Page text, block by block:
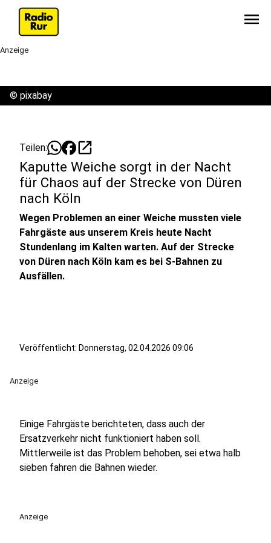
menu
Anzeige
© pixabay
Teilen: open_in_new
Kaputte Weiche sorgt in der Nacht
für Chaos auf der Strecke von Düren
nach Köln
Wegen Problemen an einer Weiche mussten viele
Fahrgäste aus unserem Kreis heute Nacht
Stundenlang im Kalten warten. Auf der Strecke
von Düren nach Köln kam es bei S-Bahnen zu
Ausfällen.
Veröffentlicht: Donnerstag, 02.04.2026 09:06
Anzeige
Einige Fahrgäste berichteten, dass auch der
Ersatzverkehr nicht funktioniert haben soll.
Mittlerweile ist das Problem behoben, sei etwa halb
sieben fahren die Bahnen wieder.
Anzeige